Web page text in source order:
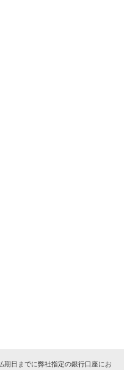
期日までに弊社指定の銀行口座にお